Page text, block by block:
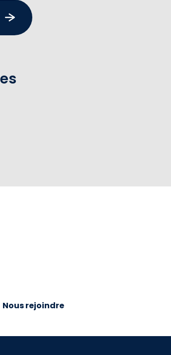
Nous rejoindre